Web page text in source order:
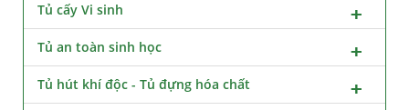
Tủ cấy Vi sinh
Tủ an toàn sinh học
Tủ hút khí độc - Tủ đựng hóa chất